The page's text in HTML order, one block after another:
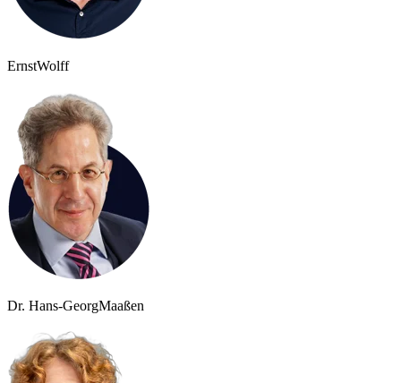
ErnstWolff
Dr. Hans-GeorgMaaßen